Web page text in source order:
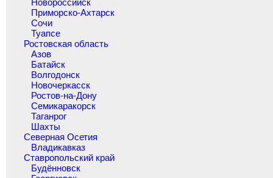
Новороссийск
Приморско-Ахтарск
Сочи
Туапсе
Ростовская область
Азов
Батайск
Волгодонск
Новочеркасск
Ростов-на-Дону
Семикаракорск
Таганрог
Шахты
Северная Осетия
Владикавказ
Ставропольский край
Будённовск